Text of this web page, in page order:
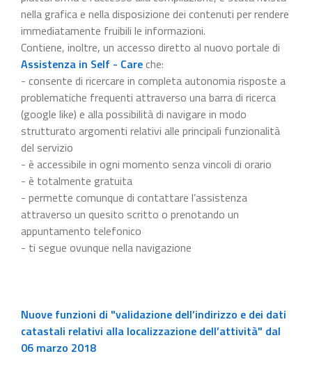
nella grafica e nella disposizione dei contenuti per rendere
immediatamente fruibili le informazioni.
Contiene, inoltre, un accesso diretto al nuovo portale di
Assistenza in Self - Careche:
- consente di ricercare in completa autonomia risposte a
problematiche frequenti attraverso una barra di ricerca
(google like) e alla possibilità di navigare in modo
strutturato argomenti relativi alle principali funzionalità
del servizio
- è accessibile in ogni momento senza vincoli di orario
- è totalmente gratuita
- permette comunque di contattare l’assistenza
attraverso un quesito scritto o prenotando un
appuntamento telefonico
- ti segue ovunque nella navigazione
Nuove funzioni di "validazione dell’indirizzo e dei dati
catastali relativi alla localizzazione dell’attività" dal
06 marzo 2018